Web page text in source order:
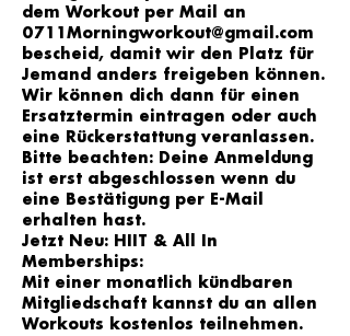
dem Workout per Mail an
0711Morningworkout@gmail.com
bescheid, damit wir den Platz für
Jemand anders freigeben können.
Wir können dich dann für einen
Ersatztermin eintragen oder auch
eine Rückerstattung veranlassen.
Bitte beachten: Deine Anmeldung
ist erst abgeschlossen wenn du
eine Bestätigung per E-Mail
erhalten hast.
Jetzt Neu: HIIT & All In
Memberships:
Mit einer monatlich kündbaren
Mitgliedschaft kannst du an allen
Workouts kostenlos teilnehmen.